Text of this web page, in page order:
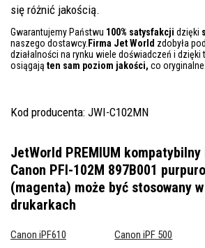
się różnić jakością.
Gwarantujemy Państwu 100% satysfakcji dzięki
naszego dostawcy. Firma Jet World zdobyła
działalności na rynku wiele doświadczeń i dzięki
osiągają ten sam poziom jakości, co oryginalne.
Kod producenta: JWI-C102MN
JetWorld PREMIUM
Canon PFI-102M 897B001
(magenta) może być stosowany
drukarkach
Canon iPF610 Canon iPF 500